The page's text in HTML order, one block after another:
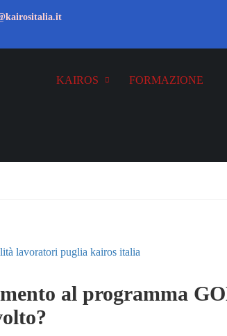
KAIROS FORMAZIONE
al programma